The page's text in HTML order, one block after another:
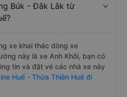
Búk - Đắk Lắk từ
xe khai thác dòng xe
này là xe Anh Khôi, bạn có
tin và đặt vé các nhà xe này
Huế - Thừa Thiên Huế đi